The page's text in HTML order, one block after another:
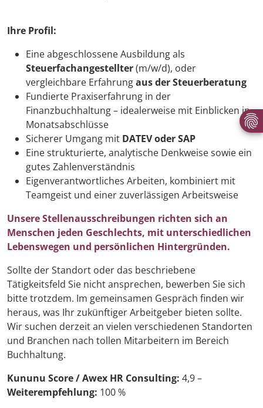
Ihre Profil:
Eine abgeschlossene Ausbildung als
Steuerfachangestellter(m/w/d), oder
vergleichbare Erfahrungaus der Steuerberatung
Fundierte Praxiserfahrung in der
Finanzbuchhaltung – idealerweise mit Einblicken in
Monatsabschlüsse
Sicherer Umgang mit DATEV oder SAP
Eine strukturierte, analytische Denkweise sowie ein
gutes Zahlenverständnis
Eigenverantwortliches Arbeiten, kombiniert mit
Teamgeist und einer zuverlässigen Arbeitsweise
Unsere Stellenausschreibungen richten sich an
Menschen jeden Geschlechts, mit unterschiedlichen
Lebenswegen und persönlichen Hintergründen.
Sollte der Standort oder das beschriebene
Tätigkeitsfeld Sie nicht ansprechen, bewerben Sie sich
bitte trotzdem. Im gemeinsamen Gespräch finden wir
heraus, was Ihr zukünftiger Arbeitgeber bieten sollte.
Wir suchen derzeit an vielen verschiedenen Standorten
und Branchen nach tollen Mitarbeitern im Bereich
Buchhaltung.
Kununu Score / Awex HR Consulting: 4,9 –
Weiterempfehlung: 100 %